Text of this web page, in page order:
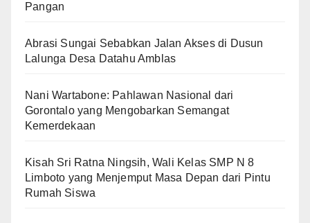
Pangan
Abrasi Sungai Sebabkan Jalan Akses di Dusun
Lalunga Desa Datahu Amblas
Nani Wartabone: Pahlawan Nasional dari
Gorontalo yang Mengobarkan Semangat
Kemerdekaan
Kisah Sri Ratna Ningsih, Wali Kelas SMP N 8
Limboto yang Menjemput Masa Depan dari Pintu
Rumah Siswa